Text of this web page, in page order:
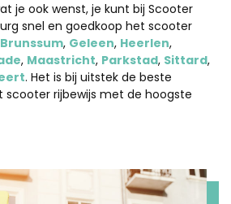
je ook wenst, je kunt bij Scooter
snel en goedkoop het scooter
Brunssum, Geleen, Heerlen,
, Maastricht, Parkstad, Sittard,
. Het is bij uitstek de beste
scooter rijbewijs met de hoogste